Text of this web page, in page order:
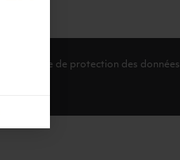
Politique de protection des données